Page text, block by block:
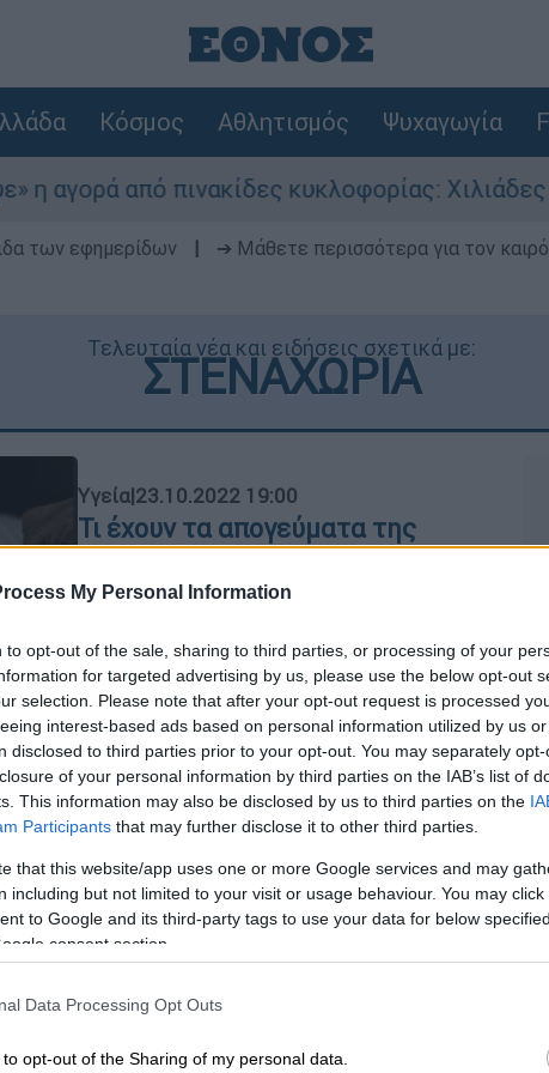
My Personal Information
to opt-out of the sale, sharing to third parties, or processing of your
for targeted advertising by us, please use the below opt-out
selection. Please note that after your opt-out request is processed
interest-based ads based on personal information utilized by us
disclosed to third parties prior to your opt-out. You may separately
of your personal information by third parties on the IAB’s list of
This information may also be disclosed by us to third parties on the
Participants that may further disclose it to other third parties.
that this website/app uses one or more Google services and may
including but not limited to your visit or usage behaviour. You may
to Google and its third-party tags to use your data for below
consent section.
Data Processing Opt Outs
to opt-out of the Sharing of my personal data.
Κόσμος Αθλητισμός Ψυχαγωγία
από πινακίδες κυκλοφορίας: Χιλιάδες
των εφημερίδων ➔ Μάθετε περισσότερα για τον
Τελευταία νέα και ειδήσεις σχετικά με:
ΣΤΕΝΑΧΩΡΙΑ
Υγεία|23.10.2022 19:00
Τι έχουν τα απογεύματα της
Κυριακής και μας πιάνει μια
στεναχώρια;
πιάνει τα απογεύματα της Κυριακής,
έχει αποτελέσει το αντικείμενο
μελέτης και των ειδικών
Open life|26.11.2019 09:14
Comfort food: Γιατί το φαγητό και
η στενοχώρια είναι φίλοι
Το φαγητό και η στενοχώρια είναι
παλιοί φίλοι